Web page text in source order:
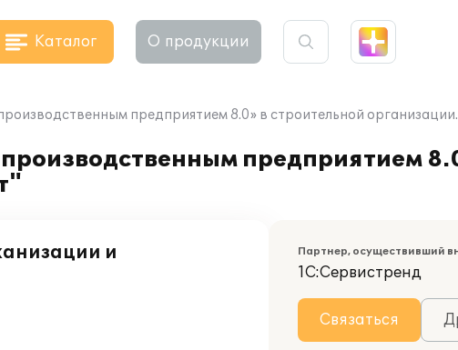
Каталог О продукции
предприятием 8.0» в строительной
предприятием
и
Партнер, осуществивший
1С:Сервистренд
Связаться